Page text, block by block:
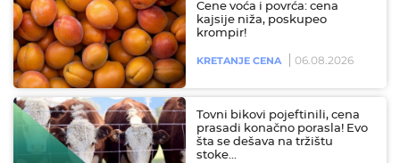
Cene voća i povrća: cena
kajsije niža, poskupeo
krompir!
KRETANJE CENA 06.08.2026
Tovni bikovi pojeftinili, cena
prasadi konačno porasla! Evo
šta se dešava na tržištu
stoke…